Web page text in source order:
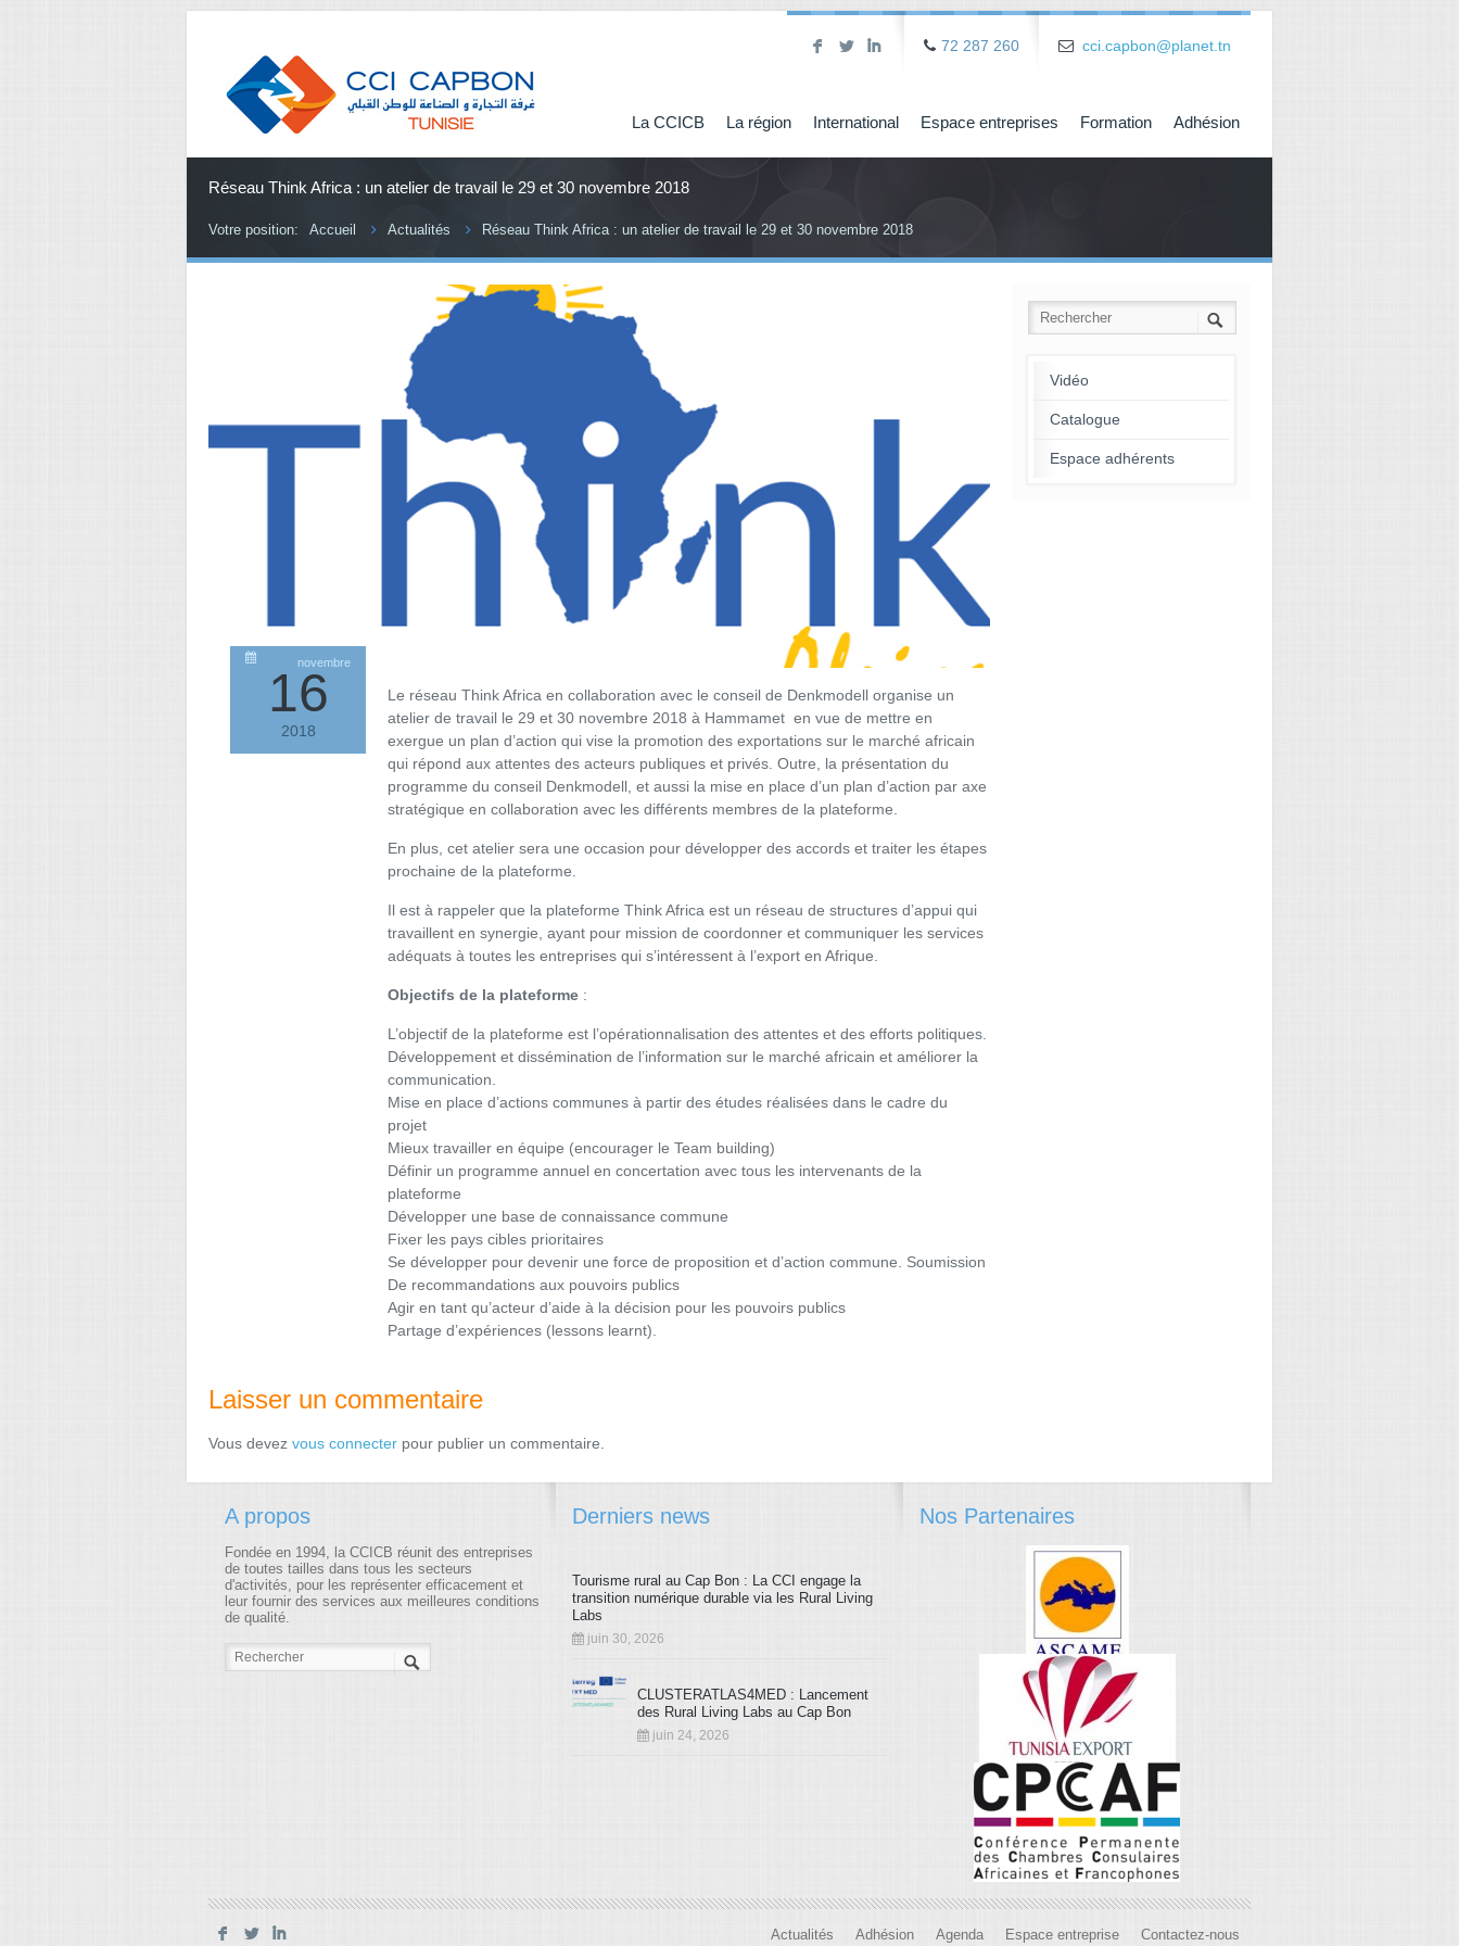
F L I 72 287 260 cci.capbon@planet.tn
La CCICB La région International Espace entreprises Formation Adhésion
Réseau Think Africa : un atelier de travail le 29 et 30 novembre 2018
Votre position: Accueil Actualités Réseau Think Africa : un atelier de travail le 29 et 30 novembre 2018
16novembre
2018
Le réseau Think Africa en collaboration avec le conseil de Denkmodell organise un
atelier de travail le 29 et 30 novembre 2018 à Hammamet en vue de mettre en
exergue un plan d’action qui vise la promotion des exportations sur le marché africain
qui répond aux attentes des acteurs publiques et privés. Outre, la présentation du
programme du conseil Denkmodell, et aussi la mise en place d’un plan d’action par axe
stratégique en collaboration avec les différents membres de la plateforme.
En plus, cet atelier sera une occasion pour développer des accords et traiter les étapes
prochaine de la plateforme.
Il est à rappeler que la plateforme Think Africa est un réseau de structures d’appui qui
travaillent en synergie, ayant pour mission de coordonner et communiquer les services
adéquats à toutes les entreprises qui s’intéressent à l’export en Afrique.
Objectifs de la plateforme :
L’objectif de la plateforme est l’opérationnalisation des attentes et des efforts politiques.
Développement et dissémination de l’information sur le marché africain et améliorer la
communication.
Mise en place d’actions communes à partir des études réalisées dans le cadre du
projet
Mieux travailler en équipe (encourager le Team building)
Définir un programme annuel en concertation avec tous les intervenants de la
plateforme
Développer une base de connaissance commune
Fixer les pays cibles prioritaires
Se développer pour devenir une force de proposition et d’action commune. Soumission
De recommandations aux pouvoirs publics
Agir en tant qu’acteur d’aide à la décision pour les pouvoirs publics
Partage d’expériences (lessons learnt).
Laisser un commentaire
Vous devez vous connecter pour publier un commentaire.
Vidéo
Catalogue
Espace adhérents
A propos
Fondée en 1994, la CCICB réunit des entreprises
de toutes tailles dans tous les secteurs
d'activités, pour les représenter efficacement et
leur fournir des services aux meilleures conditions
de qualité.
Derniers news
Tourisme rural au Cap Bon : La CCI engage la
transition numérique durable via les Rural Living
Labs
juin 30, 2026
CLUSTERATLAS4MED : Lancement
des Rural Living Labs au Cap Bon
juin 24, 2026
Nos Partenaires
F L I Actualités Adhésion Agenda Espace entreprise Contactez-nous